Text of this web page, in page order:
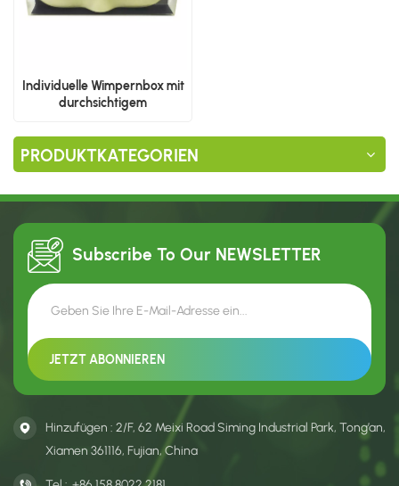
Individuelle Wimpernbox mit
durchsichtigem
PRODUKTKATEGORIEN
Subscribe To Our NEWSLETTER
Hinzufügen : 2/F, 62 Meixi Road Siming Industrial Park, Tong’an,
Xiamen 361116, Fujian, China